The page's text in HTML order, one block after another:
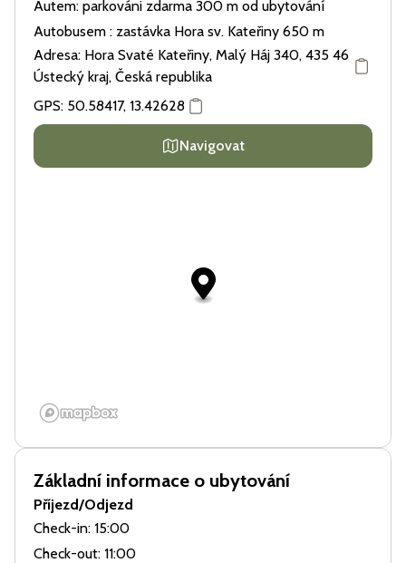
Autem: parkováni zdarma 300 m od ubytování
Autobusem : zastávka Hora sv. Kateřiny 650 m
Adresa: Hora Svaté Kateřiny, Malý Háj 340, 435 46
Ústecký kraj, Česká republika
GPS: 50.58417, 13.42628
Navigovat
Základní informace o ubytování
Příjezd/Odjezd
Check-in: 15:00
Check-out: 11:00